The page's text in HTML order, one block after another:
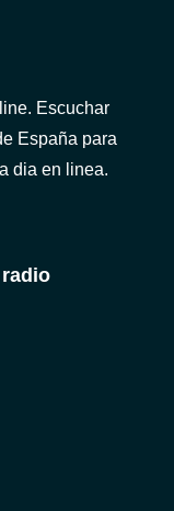
Escuchar
España para
dia en linea.